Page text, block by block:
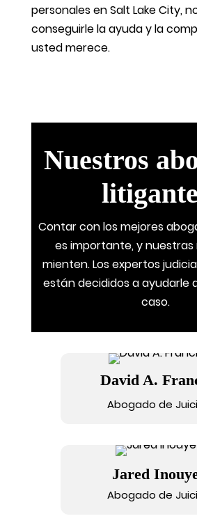
personales en Salt Lake City,
conseguirle la ayuda y la
usted merece.
Nuestros
Contar con los mejores
es importante, y nuestras
mienten. Los expertos
están decididos a ayudarle
caso.
David A.
Abogado de
Jared
Abogado de